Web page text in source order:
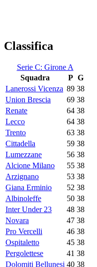
Classifica
Serie C: Girone A
Squadra
P G
Lanerossi Vicenza 89 38
Union Brescia
69 38
Renate
64 38
Lecco
64 38
Trento
63 38
Cittadella
59 38
Lumezzane
56 38
Alcione Milano
55 38
Arzignano
53 38
Giana Erminio
52 38
Albinoleffe
50 38
Inter Under 23
48 38
Novara
47 38
Pro Vercelli
46 38
Ospitaletto
45 38
Pergolettese
41 38
Dolomiti Bellunesi 40 38